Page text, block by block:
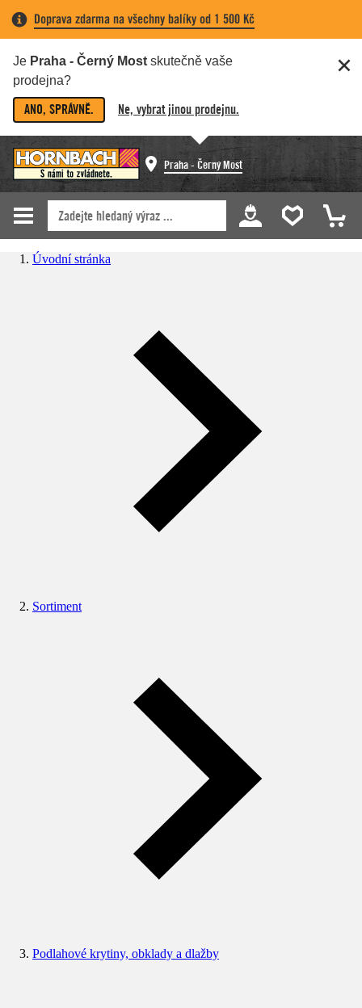
Doprava zdarma na všechny balíky od 1 500 Kč
Je Praha - Černý Most skutečně vaše
prodejna?
ANO, SPRÁVNĚ. Ne, vybrat jinou prodejnu.
Praha - Černý Most
Úvodní stránka
Sortiment
Podlahové krytiny, obklady a dlažby